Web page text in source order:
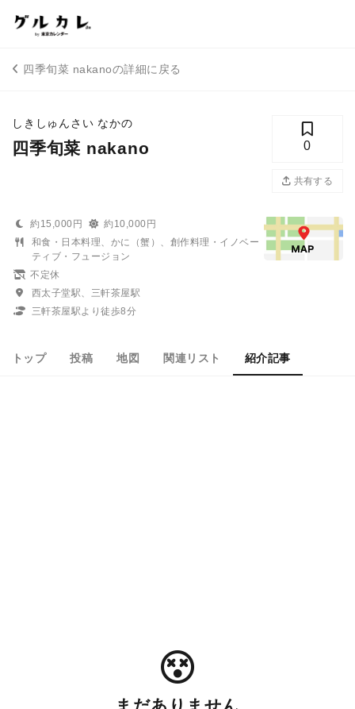
四季旬菜 nakanoの詳細に戻る
しきしゅんさい なかの
四季旬菜 nakano 0
共有する
約15,000円
約10,000円
和食・日本料理、かに（蟹）、創作料理・イノベー
ティブ・フュージョン
不定休
西太子堂駅、三軒茶屋駅
三軒茶屋駅より徒歩8分
トップ 投稿 地図 関連リスト 紹介記事
まだありません